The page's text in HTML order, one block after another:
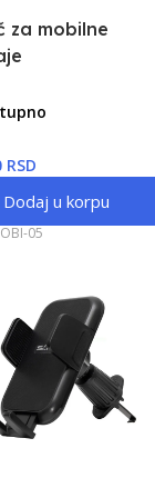
za mobilne
Dodaj u korpu
05